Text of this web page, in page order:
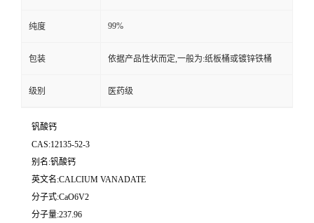
纯度 99%
包装 依据产品性状而定,一般为:纸板桶或镀锌铁桶
级别 医药级
钒酸钙
CAS:12135-52-3
别名:钒酸钙
英文名:CALCIUM VANADATE
分子式:CaO6V2
分子量:237.96